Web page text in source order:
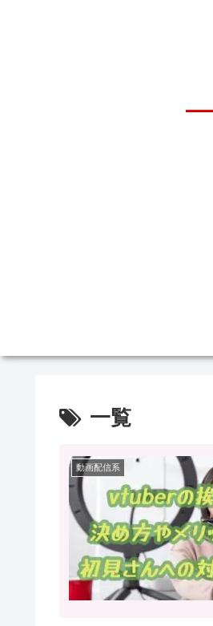
一覧
動画配信系